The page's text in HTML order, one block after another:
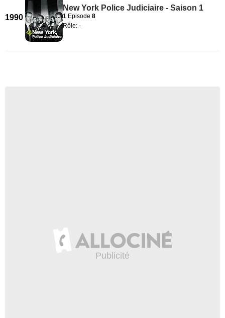
1990
New York Police Judiciaire - Saison 1
1 Episode 8
Rôle: -